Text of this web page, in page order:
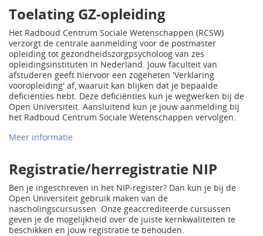
Toelating GZ-opleiding
Het Radboud Centrum Sociale Wetenschappen (RCSW)
verzorgt de centrale aanmelding voor de postmaster
opleiding tot gezondheidszorgpsycholoog van zes
opleidingsinstituten in Nederland. Jouw faculteit van
afstuderen geeft hiervoor een zogeheten 'Verklaring
vooropleiding' af, waaruit kan blijken dat je bepaalde
deficiënties hebt. Deze deficiënties kun je wegwerken bij de
Open Universiteit. Aansluitend kun je jouw aanmelding bij
het Radboud Centrum Sociale Wetenschappen vervolgen.
Meer informatie
Registratie/herregistratie NIP
Ben je ingeschreven in het NIP-register? Dan kun je bij de
Open Universiteit gebruik maken van de
nascholingscursussen. Onze geaccrediteerde cursussen
geven je de mogelijkheid over de juiste kernkwaliteiten te
beschikken en jouw registratie te behouden.